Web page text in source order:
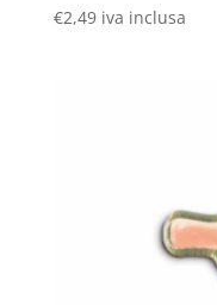
€2,49 iva inclusa